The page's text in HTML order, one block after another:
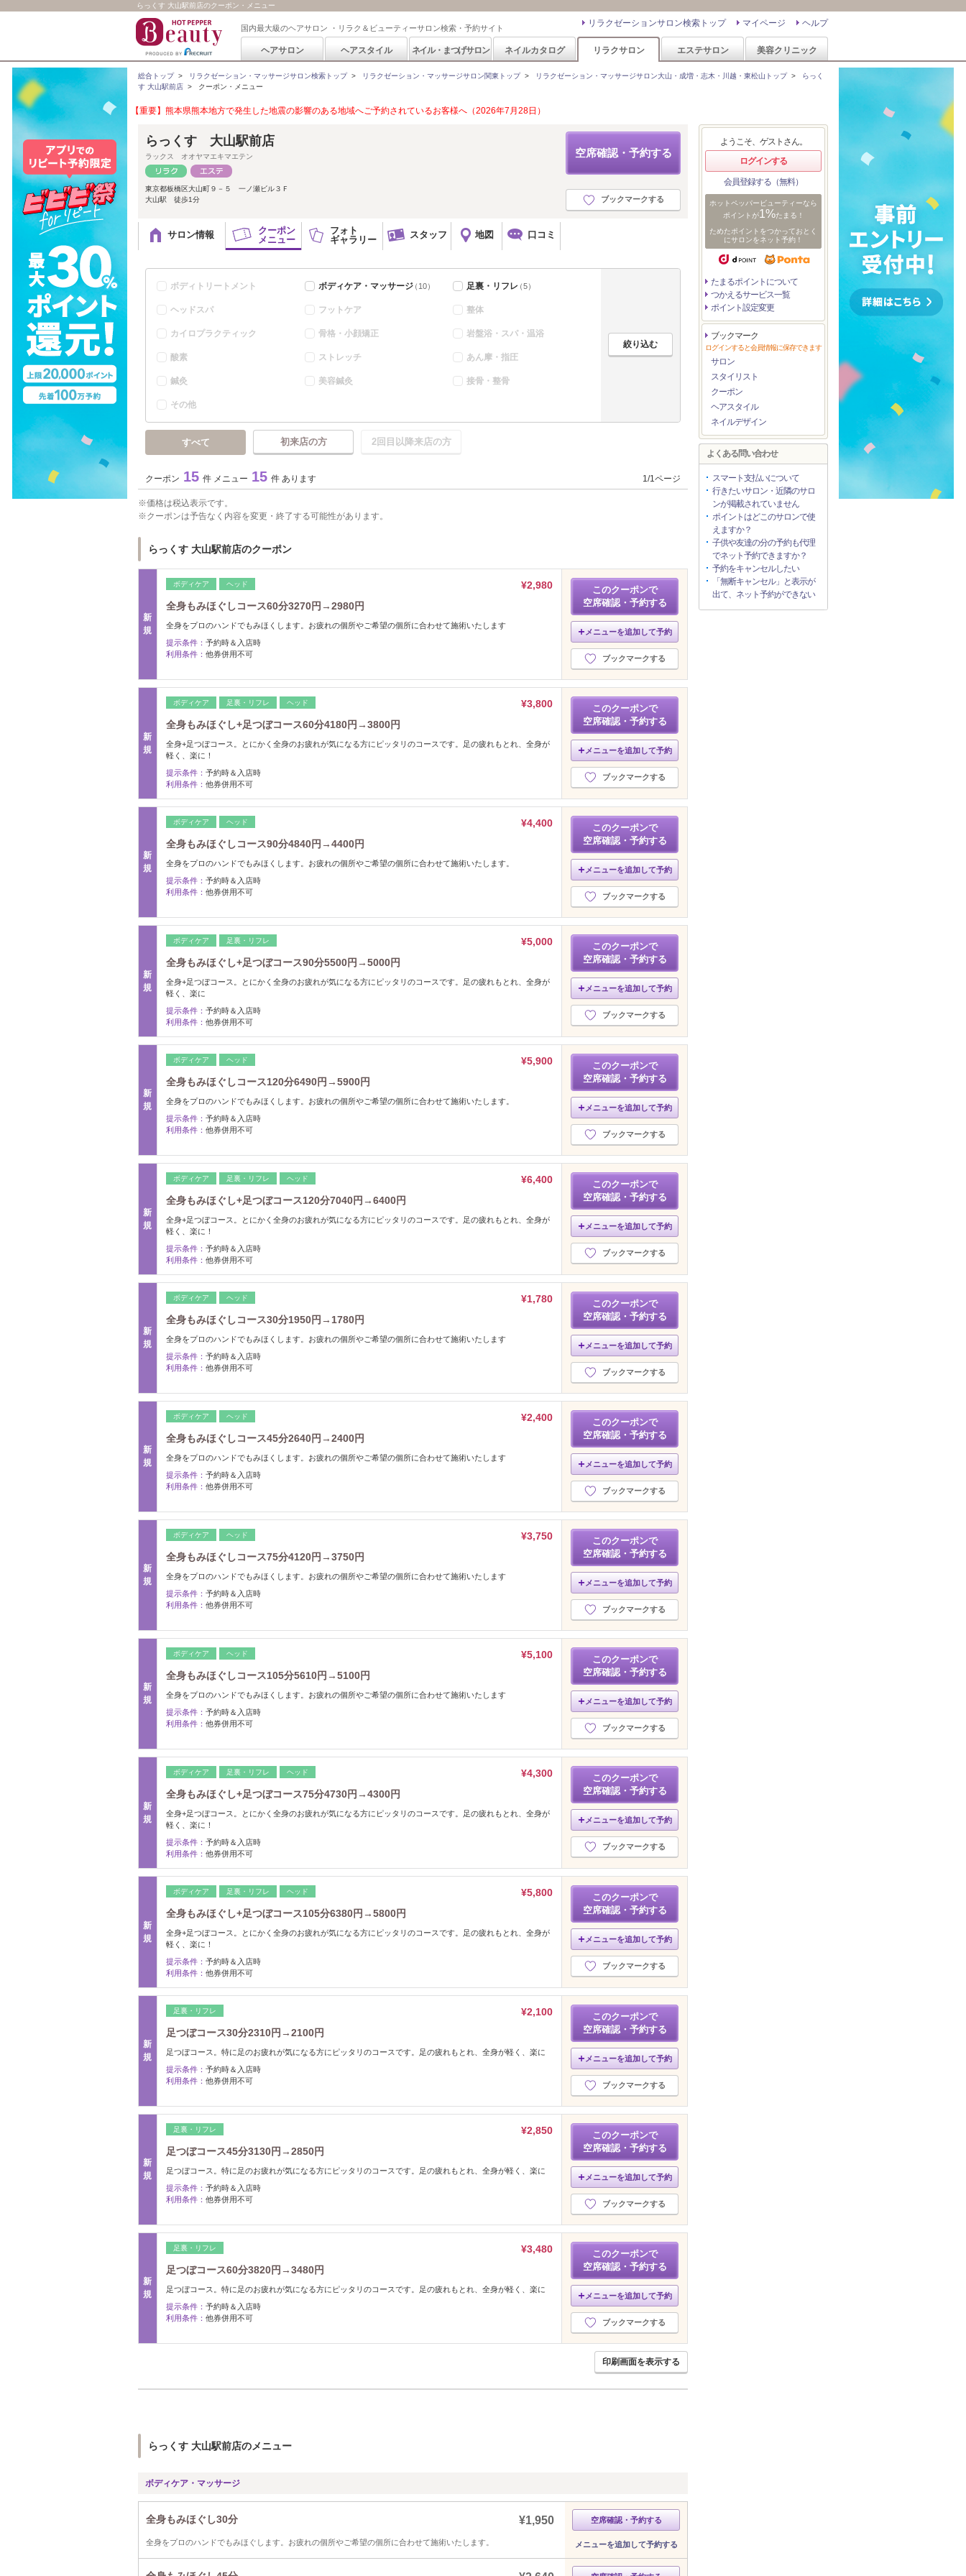
らっくす 大山駅前店のクーポン・メニュー
国内最大級のヘアサロン ・リラク＆ビューティーサロン検索・予約サイト ヘルプ
マイページ
リラクゼーションサロン検索トップ
ヘアサロン ヘアスタイル ネイル・まつげサロン ネイルカタログ リラクサロン エステサロン 美容クリニック
総合トップ> リラクゼーション・マッサージサロン検索トップ> リラクゼーション・マッサージサロン関東トップ> リラクゼーション・マッサージサロン大山・成増・志木・川越・東松山トップ> らっく
す 大山駅前店 > クーポン・メニュー
【重要】熊本県熊本地方で発生した地震の影響のある地域へご予約されているお客様へ（2026年7月28日）
空席確認・予約する
ブックマークする
らっくす 大山駅前店
ラックス オオヤマエキマエテン
東京都板橋区大山町９－５ 一ノ瀬ビル３Ｆ
大山駅 徒歩1分
サロン情報
クーポン
メニュー
フォト
ギャラリー
スタッフ 地図 口コミ
ボディトリートメント ボディケア・マッサージ（10） 足裏・リフレ（5）
ヘッドスパ フットケア 整体
カイロプラクティック 骨格・小顔矯正 岩盤浴・スパ・温浴
酸素 ストレッチ あん摩・指圧
鍼灸 美容鍼灸 接骨・整骨
その他
すべて 初来店の方 2回目以降来店の方
クーポン 15 件 メニュー 15 件 あります 1/1ページ
価格は税込表示です。
クーポンは予告なく内容を変更・終了する可能性があります。
らっくす 大山駅前店のクーポン
新
規
ボディケア ヘッド
¥2,980
全身もみほぐしコース60分3270円→2980円
全身をプロのハンドでもみほくします。お疲れの個所やご希望の個所に合わせて施術いたします
提示条件： 予約時＆入店時
利用条件： 他券併用不可
このクーポンで
空席確認・予約する
メニューを追加して予約
ブックマークする
新
規
ボディケア 足裏・リフレ ヘッド
¥3,800
全身もみほぐし+足つぼコース60分4180円→3800円
全身+足つぼコース。とにかく全身のお疲れが気になる方にピッタリのコースです。足の疲れもとれ、全身が
軽く、楽に！
提示条件： 予約時＆入店時
利用条件： 他券併用不可
このクーポンで
空席確認・予約する
メニューを追加して予約
ブックマークする
新
規
ボディケア ヘッド
¥4,400
全身もみほぐしコース90分4840円→4400円
全身をプロのハンドでもみほくします。お疲れの個所やご希望の個所に合わせて施術いたします。
提示条件： 予約時＆入店時
利用条件： 他券併用不可
このクーポンで
空席確認・予約する
メニューを追加して予約
ブックマークする
新
規
ボディケア 足裏・リフレ
¥5,000
全身もみほぐし+足つぼコース90分5500円→5000円
全身+足つぼコース。とにかく全身のお疲れが気になる方にピッタリのコースです。足の疲れもとれ、全身が
軽く、楽に
提示条件： 予約時＆入店時
利用条件： 他券併用不可
このクーポンで
空席確認・予約する
メニューを追加して予約
ブックマークする
新
規
ボディケア ヘッド
¥5,900
全身もみほぐしコース120分6490円→5900円
全身をプロのハンドでもみほくします。お疲れの個所やご希望の個所に合わせて施術いたします。
提示条件： 予約時＆入店時
利用条件： 他券併用不可
このクーポンで
空席確認・予約する
メニューを追加して予約
ブックマークする
新
規
ボディケア 足裏・リフレ ヘッド
¥6,400
全身もみほぐし+足つぼコース120分7040円→6400円
全身+足つぼコース。とにかく全身のお疲れが気になる方にピッタリのコースです。足の疲れもとれ、全身が
軽く、楽に！
提示条件： 予約時＆入店時
利用条件： 他券併用不可
このクーポンで
空席確認・予約する
メニューを追加して予約
ブックマークする
新
規
ボディケア ヘッド
¥1,780
全身もみほぐしコース30分1950円→1780円
全身をプロのハンドでもみほくします。お疲れの個所やご希望の個所に合わせて施術いたします
提示条件： 予約時＆入店時
利用条件： 他券併用不可
このクーポンで
空席確認・予約する
メニューを追加して予約
ブックマークする
新
規
ボディケア ヘッド
¥2,400
全身もみほぐしコース45分2640円→2400円
全身をプロのハンドでもみほくします。お疲れの個所やご希望の個所に合わせて施術いたします
提示条件： 予約時＆入店時
利用条件： 他券併用不可
このクーポンで
空席確認・予約する
メニューを追加して予約
ブックマークする
新
規
ボディケア ヘッド
¥3,750
全身もみほぐしコース75分4120円→3750円
全身をプロのハンドでもみほくします。お疲れの個所やご希望の個所に合わせて施術いたします
提示条件： 予約時＆入店時
利用条件： 他券併用不可
このクーポンで
空席確認・予約する
メニューを追加して予約
ブックマークする
新
規
ボディケア ヘッド
¥5,100
全身もみほぐしコース105分5610円→5100円
全身をプロのハンドでもみほくします。お疲れの個所やご希望の個所に合わせて施術いたします
提示条件： 予約時＆入店時
利用条件： 他券併用不可
このクーポンで
空席確認・予約する
メニューを追加して予約
ブックマークする
新
規
ボディケア 足裏・リフレ ヘッド
¥4,300
全身もみほぐし+足つぼコース75分4730円→4300円
全身+足つぼコース。とにかく全身のお疲れが気になる方にピッタリのコースです。足の疲れもとれ、全身が
軽く、楽に！
提示条件： 予約時＆入店時
利用条件： 他券併用不可
このクーポンで
空席確認・予約する
メニューを追加して予約
ブックマークする
新
規
ボディケア 足裏・リフレ ヘッド
¥5,800
全身もみほぐし+足つぼコース105分6380円→5800円
全身+足つぼコース。とにかく全身のお疲れが気になる方にピッタリのコースです。足の疲れもとれ、全身が
軽く、楽に！
提示条件： 予約時＆入店時
利用条件： 他券併用不可
このクーポンで
空席確認・予約する
メニューを追加して予約
ブックマークする
新
規
足裏・リフレ
¥2,100
足つぼコース30分2310円→2100円
足つぼコース。特に足のお疲れが気になる方にピッタリのコースです。足の疲れもとれ、全身が軽く、楽に
提示条件： 予約時＆入店時
利用条件： 他券併用不可
このクーポンで
空席確認・予約する
メニューを追加して予約
ブックマークする
新
規
足裏・リフレ
¥2,850
足つぼコース45分3130円→2850円
足つぼコース。特に足のお疲れが気になる方にピッタリのコースです。足の疲れもとれ、全身が軽く、楽に
提示条件： 予約時＆入店時
利用条件： 他券併用不可
このクーポンで
空席確認・予約する
メニューを追加して予約
ブックマークする
新
規
足裏・リフレ
¥3,480
足つぼコース60分3820円→3480円
足つぼコース。特に足のお疲れが気になる方にピッタリのコースです。足の疲れもとれ、全身が軽く、楽に
提示条件： 予約時＆入店時
利用条件： 他券併用不可
このクーポンで
空席確認・予約する
メニューを追加して予約
ブックマークする
印刷画面を表示する
らっくす 大山駅前店のメニュー
ボディケア・マッサージ
全身もみほぐし30分 ¥1,950
全身をプロのハンドでもみほぐします。お疲れの個所やご希望の個所に合わせて施術いたします。
空席確認・予約する
メニューを追加して予約する
ようこそ、ゲストさん。
ログインする
会員登録する（無料）
ホットペッパービューティーなら
ポイントが1%たまる！
ためたポイントをつかっておとく
にサロンをネット予約！
たまるポイントについて
つかえるサービス一覧
ポイント設定変更
ブックマーク
ログインすると会員情報に保存できます
サロン
スタイリスト
クーポン
ヘアスタイル
ネイルデザイン
よくある問い合わせ
スマート支払いについて
行きたいサロン・近隣のサロ
ンが掲載されていません
ポイントはどこのサロンで使
えますか？
子供や友達の分の予約も代理
でネット予約できますか？
予約をキャンセルしたい
「無断キャンセル」と表示が
出て、ネット予約ができない